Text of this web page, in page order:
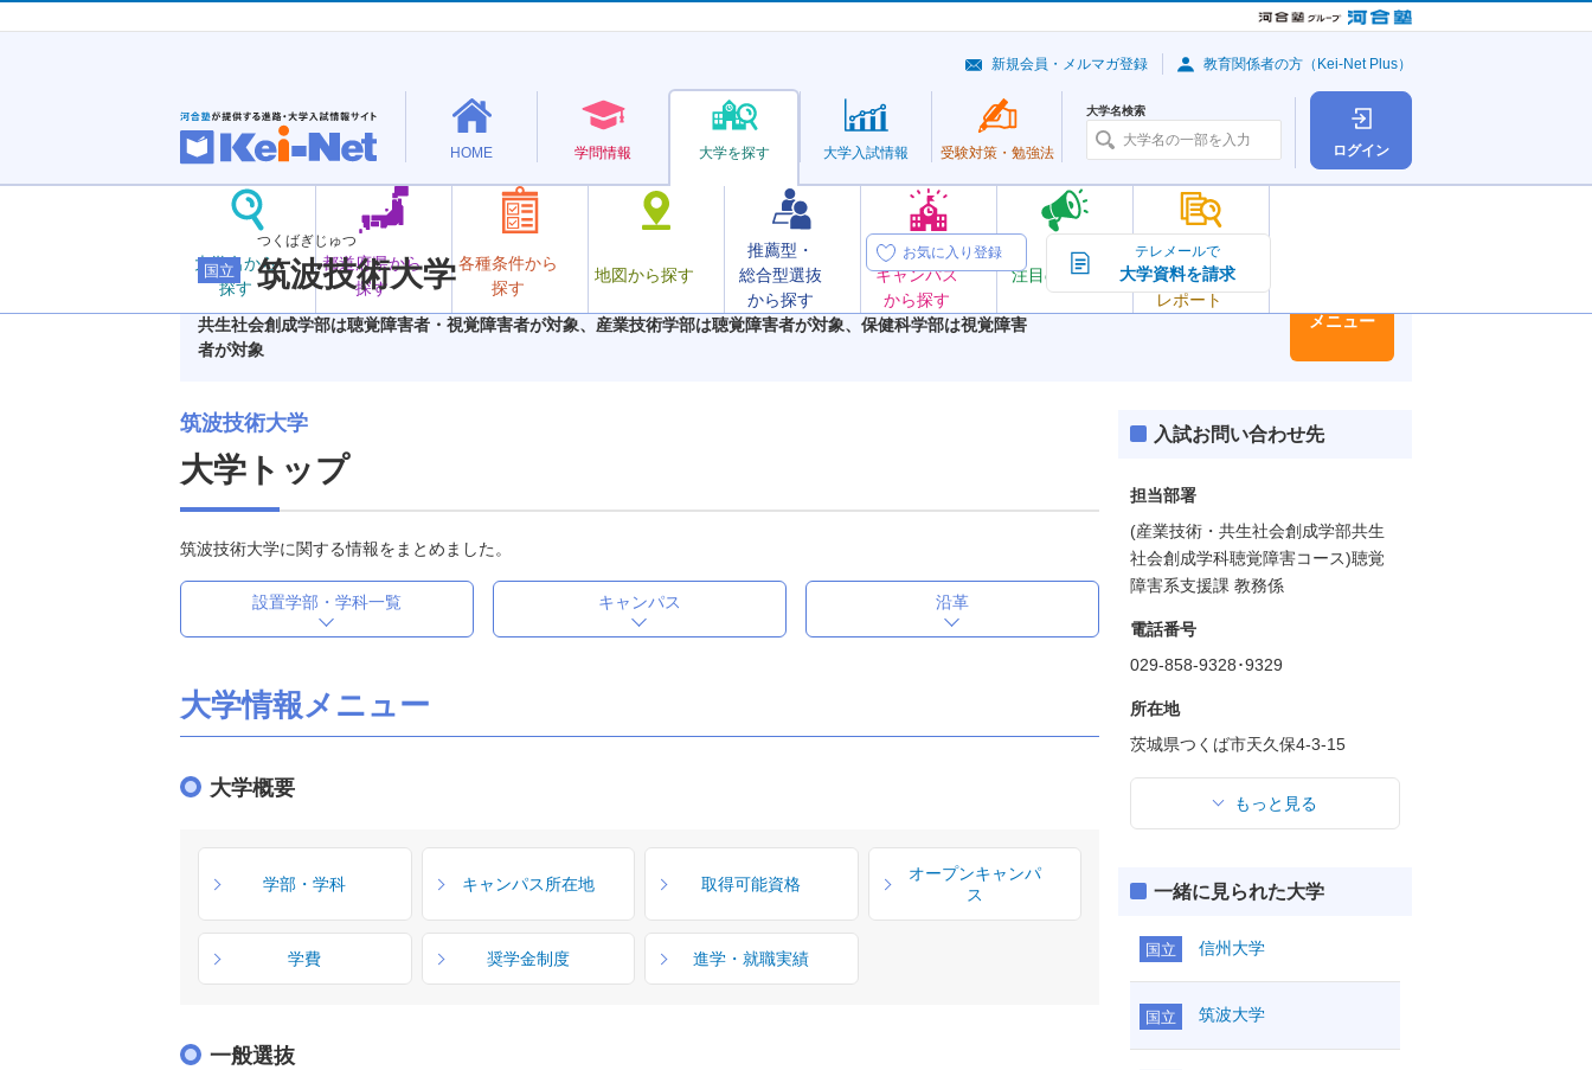
ログイン
HOME 学問情報 大学を探す
大学名から
探す
都道府県から
探す
各種条件から
探す
地図から探す
推薦型・
総合型選抜
から探す
オープン
キャンパス
から探す
注目の大学
大学の今
トピック＆
レポート
大学入試情報 受験対策・ 勉強法
大学名検索
新規会員・メルマガ登録 教育関係者の方（Kei-Net Plus）
国立
つくばぎじゅつ
筑波技術大学
共生社会創成学部は聴覚障害者・視覚障害者が対象、産業技術学部は聴覚障害者が対象、保健科学部は視覚障害
者が対象
お気に入り登録 テレメールで
大学資料を請求
メニュー
筑波技術大学
大学トップ
筑波技術大学に関する情報をまとめました。
設置学部・学科一覧 キャンパス 沿革
大学情報メニュー
大学概要
学部・学科 キャンパス所在地 取得可能資格
オープンキャンパ
ス
学費 奨学金制度 進学・就職実績
一般選抜
入試お問い合わせ先
担当部署
(産業技術・共生社会創成学部共生
社会創成学科聴覚障害コース)聴覚
障害系支援課 教務係
電話番号
029-858-9328･9329
所在地
茨城県つくば市天久保4-3-15
もっと見る
一緒に見られた大学
国立 信州大学
国立 筑波大学